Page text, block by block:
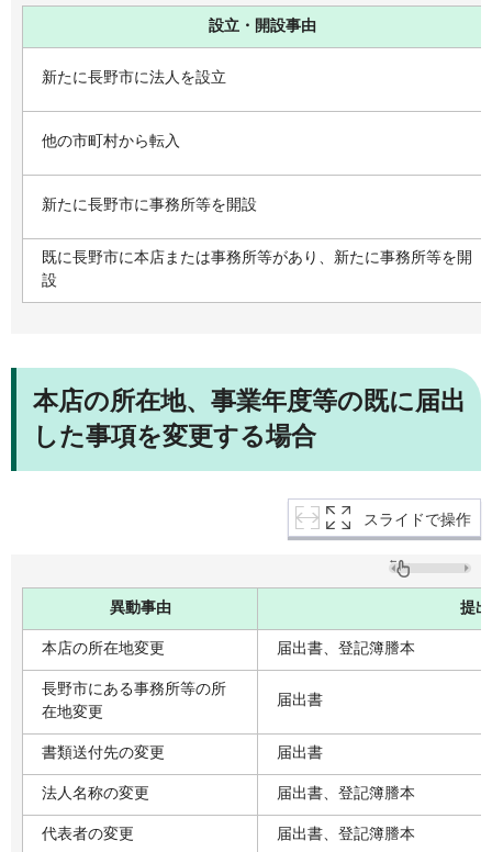
設立・開設事由
新たに長野市に法人を設立
他の市町村から転入
新たに長野市に事務所等を開設
既に長野市に本店または事務所等があり、新たに事務所等を開
設
本店の所在地、事業年度等の既に届出
した事項を変更する場合
スライドで操作
異動事由 提
本店の所在地変更 届出書、登記簿謄本
長野市にある事務所等の所
在地変更
届出書
書類送付先の変更 届出書
法人名称の変更 届出書、登記簿謄本
代表者の変更 届出書、登記簿謄本